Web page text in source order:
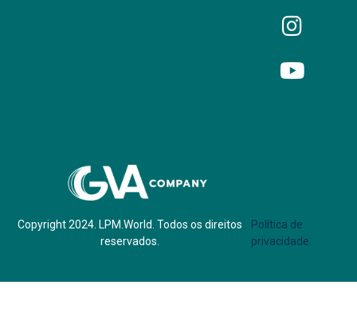
Copyright 2024. LPM.World. Todos os direitos
reservados.
Política de
privacidade.